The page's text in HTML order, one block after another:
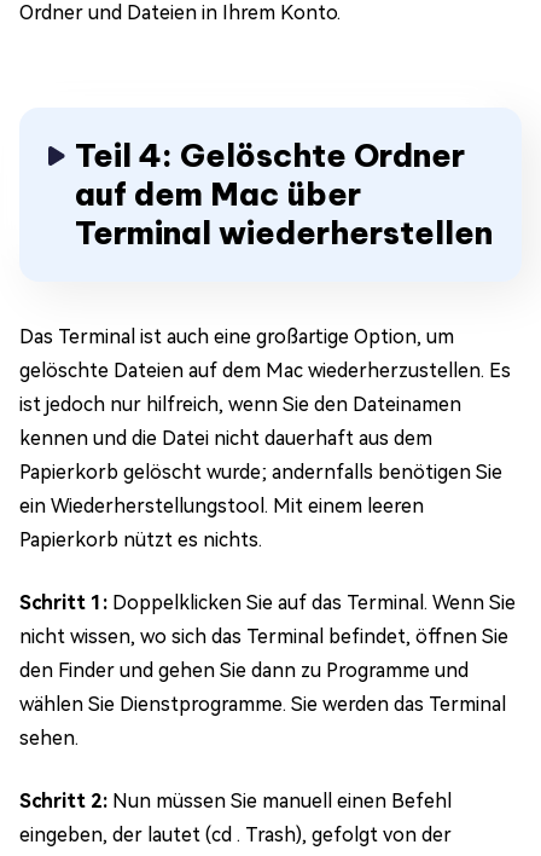
Ordner und Dateien in Ihrem Konto.
Teil 4: Gelöschte Ordner
auf dem Mac über
Terminal wiederherstellen
Das Terminal ist auch eine großartige Option, um
gelöschte Dateien auf dem Mac wiederherzustellen. Es
ist jedoch nur hilfreich, wenn Sie den Dateinamen
kennen und die Datei nicht dauerhaft aus dem
Papierkorb gelöscht wurde; andernfalls benötigen Sie
ein Wiederherstellungstool. Mit einem leeren
Papierkorb nützt es nichts.
Schritt 1: Doppelklicken Sie auf das Terminal. Wenn Sie
nicht wissen, wo sich das Terminal befindet, öffnen Sie
den Finder und gehen Sie dann zu Programme und
wählen Sie Dienstprogramme. Sie werden das Terminal
sehen.
Schritt 2: Nun müssen Sie manuell einen Befehl
eingeben, der lautet (cd . Trash), gefolgt von der